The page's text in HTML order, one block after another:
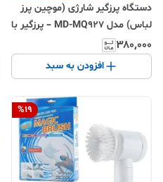
دستگاه پرزگیر شارژی (موچین پرز
لباس) مدل MD-MQ927 – پرزگیر با
تیغه چرخان و توری فلزی، قابل
شارژ با USB، مناسب برای انواع
پارچه
۳۸۰٬۰۰۰
افزودن به سبد
%19